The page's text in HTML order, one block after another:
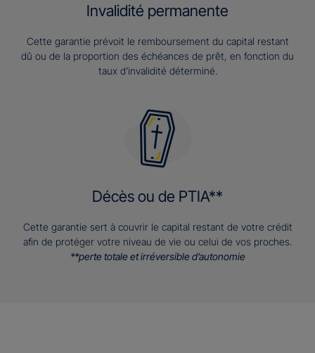
Invalidité permanente
Cette garantie prévoit le remboursement du capital restant
dû ou de la proportion des échéances de prêt, en fonction du
taux d’invalidité déterminé.
Décès ou de PTIA**
Cette garantie sert à couvrir le capital restant de votre crédit
afin de protéger votre niveau de vie ou celui de vos proches.
**perte totale et irréversible d’autonomie